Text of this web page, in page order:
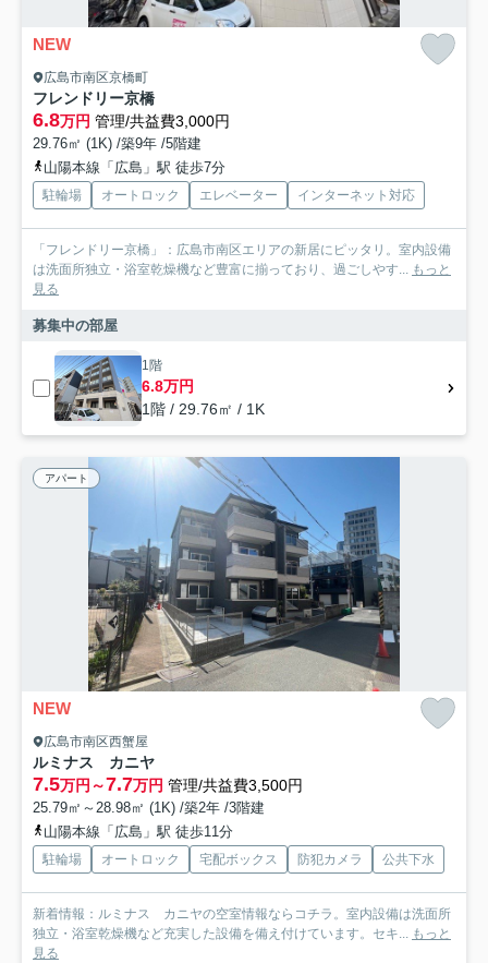
NEW
広島市南区京橋町
フレンドリー京橋
6.8万円 管理/共益費3,000円
29.76㎡ (1K) /築9年 /5階建
山陽本線「広島」駅 徒歩7分
駐輪場 オートロック エレベーター インターネット対応
「フレンドリー京橋」：広島市南区エリアの新居にピッタリ。室内設備
は洗面所独立・浴室乾燥機など豊富に揃っており、過ごしやす... もっと
見る
募集中の部屋
1階
6.8万円
1階 / 29.76㎡ / 1K
アパート
NEW
広島市南区西蟹屋
ルミナス カニヤ
7.5万円～7.7万円 管理/共益費3,500円
25.79㎡～28.98㎡ (1K) /築2年 /3階建
山陽本線「広島」駅 徒歩11分
駐輪場 オートロック 宅配ボックス 防犯カメラ 公共下水
新着情報：ルミナス カニヤの空室情報ならコチラ。室内設備は洗面所
独立・浴室乾燥機など充実した設備を備え付けています。セキ... もっと
見る